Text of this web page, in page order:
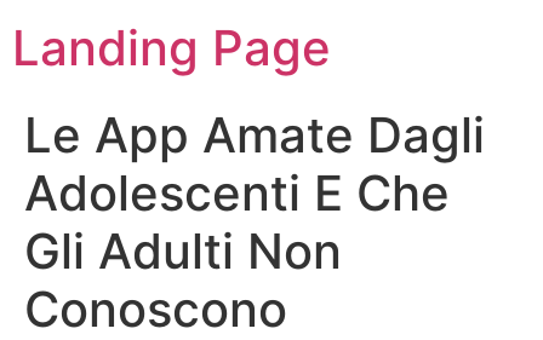
Landing Page
Le App Amate Dagli
Adolescenti E Che
Gli Adulti Non
Conoscono